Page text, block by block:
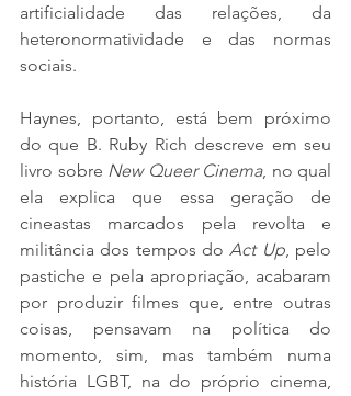
artificialidade das relações, da
heteronormatividade e das normas
sociais.
Haynes, portanto, está bem próximo
do que B. Ruby Rich descreve em seu
livro sobre New Queer Cinema, no qual
ela explica que essa geração de
cineastas marcados pela revolta e
militância dos tempos do Act Up, pelo
pastiche e pela apropriação, acabaram
por produzir filmes que, entre outras
coisas, pensavam na política do
momento, sim, mas também numa
história LGBT, na do próprio cinema,